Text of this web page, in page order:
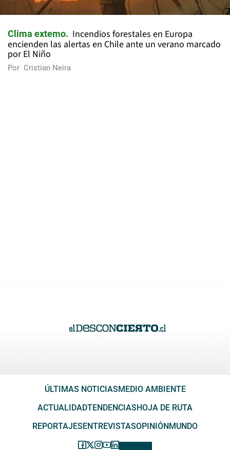
Clima extemo
Incendios forestales en Europa
encienden las alertas en Chile ante un verano marcado
por El Niño
Por Cristian Neira
ÚLTIMAS NOTICIAS MEDIO AMBIENTE
ACTUALIDADTENDENCIAS HOJA DE RUTA
REPORTAJES ENTREVISTASOPINIÓN MUNDO